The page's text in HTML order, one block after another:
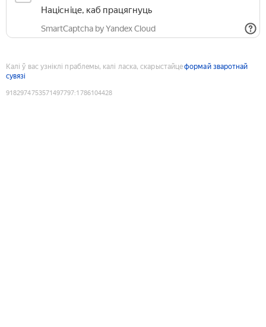
Націсніце, каб працягнуць
SmartCaptcha by Yandex Cloud
Калі ў вас узніклі праблемы, калі ласка, скарыстайцеформай зваротнай
сувязі
9182974753571497797:1786104428